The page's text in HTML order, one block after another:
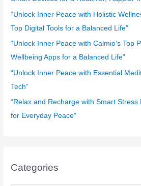
o
r
:
“Unlock Inner Peace with Holistic
Top Digital Tools for a Balanced Life”
“Unlock Inner Peace with Calmio’s Top
Wellbeing Apps for a Balanced Life”
“Unlock Inner Peace with Essential
Tech”
“Relax and Recharge with Smart
for Everyday Peace”
Categories